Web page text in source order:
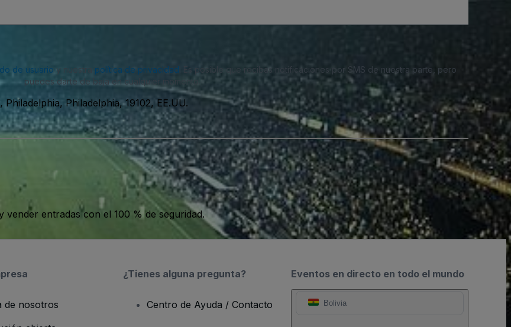
de usuario y nuestra política de privacidad . Es posible que recibas notificaciones por SMS de nuestra parte, pero
puedes darte de baja en cualquier momento.
Philadelphia, Philadelphia, 19102, EE.UU.
vender entradas con el 100 % de seguridad.
Eventos en directo en todo el mundo
Bolivia
de nosotros
¿Tienes alguna pregunta?
Centro de Ayuda / Contacto